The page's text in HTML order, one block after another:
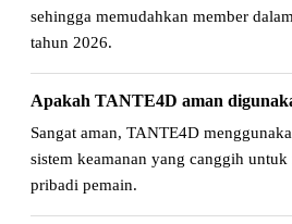
sehingga memudahkan member
tahun 2026.
Apakah TANTE4D aman
Sangat aman, TANTE4D
sistem keamanan yang canggih
pribadi pemain.